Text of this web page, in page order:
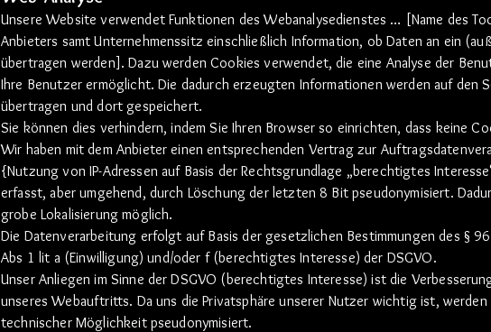
Unsere Website verwendet Funktionen des Webanalysedienstes … [Name des
Anbieters samt Unternehmenssitz einschließlich Information, ob Daten an ein
übertragen werden]. Dazu werden Cookies verwendet, die eine Analyse der
Ihre Benutzer ermöglicht. Die dadurch erzeugten Informationen werden auf den
übertragen und dort gespeichert.
Sie können dies verhindern, indem Sie Ihren Browser so einrichten, dass keine
Wir haben mit dem Anbieter einen entsprechenden Vertrag zur
{Nutzung von IP-Adressen auf Basis der Rechtsgrundlage „berechtigtes
erfasst, aber umgehend, durch Löschung der letzten 8 Bit pseudonymisiert.
grobe Lokalisierung möglich.
Die Datenverarbeitung erfolgt auf Basis der gesetzlichen Bestimmungen des §
Abs 1 lit a (Einwilligung) und/oder f (berechtigtes Interesse) der DSGVO.
Unser Anliegen im Sinne der DSGVO (berechtigtes Interesse) ist die
unseres Webauftritts. Da uns die Privatsphäre unserer Nutzer wichtig ist,
technischer Möglichkeit pseudonymisiert.